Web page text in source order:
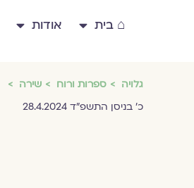
⌂ בית אודות
גלויה ספרות ורוח
שירה
כ׳ בניסן התשפ״ד 28.4.2024